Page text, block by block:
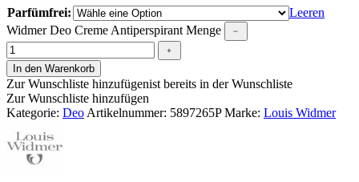
Parfümfrei:
Leeren
Widmer Deo Creme Antiperspirant Menge
﹣
﹢
In den Warenkorb
Zur Wunschliste hinzufügenist bereits in der Wunschliste
Zur Wunschliste hinzufügen
Kategorie: Deo Artikelnummer: 5897265P Marke: Louis Widmer